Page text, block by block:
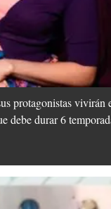
protagonistas vivirán
debe durar 6